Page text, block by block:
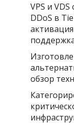
VPS и
DDoS в
обзор